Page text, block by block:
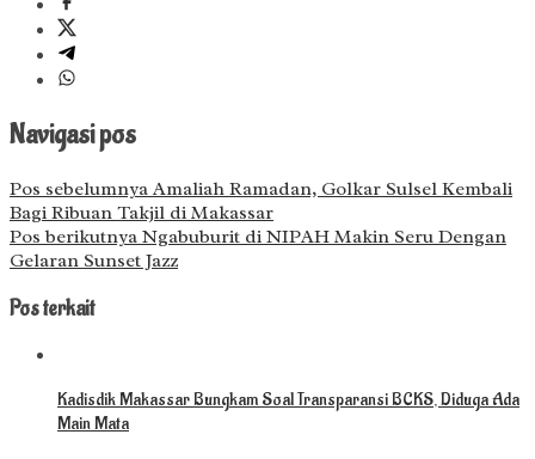
Navigasi pos
Pos sebelumnya Amaliah Ramadan, Golkar Sulsel Kembali
Bagi Ribuan Takjil di Makassar
Pos berikutnya Ngabuburit di NIPAH Makin Seru Dengan
Gelaran Sunset Jazz
Pos terkait
Kadisdik Makassar Bungkam Soal Transparansi BCKS, Diduga Ada
Main Mata